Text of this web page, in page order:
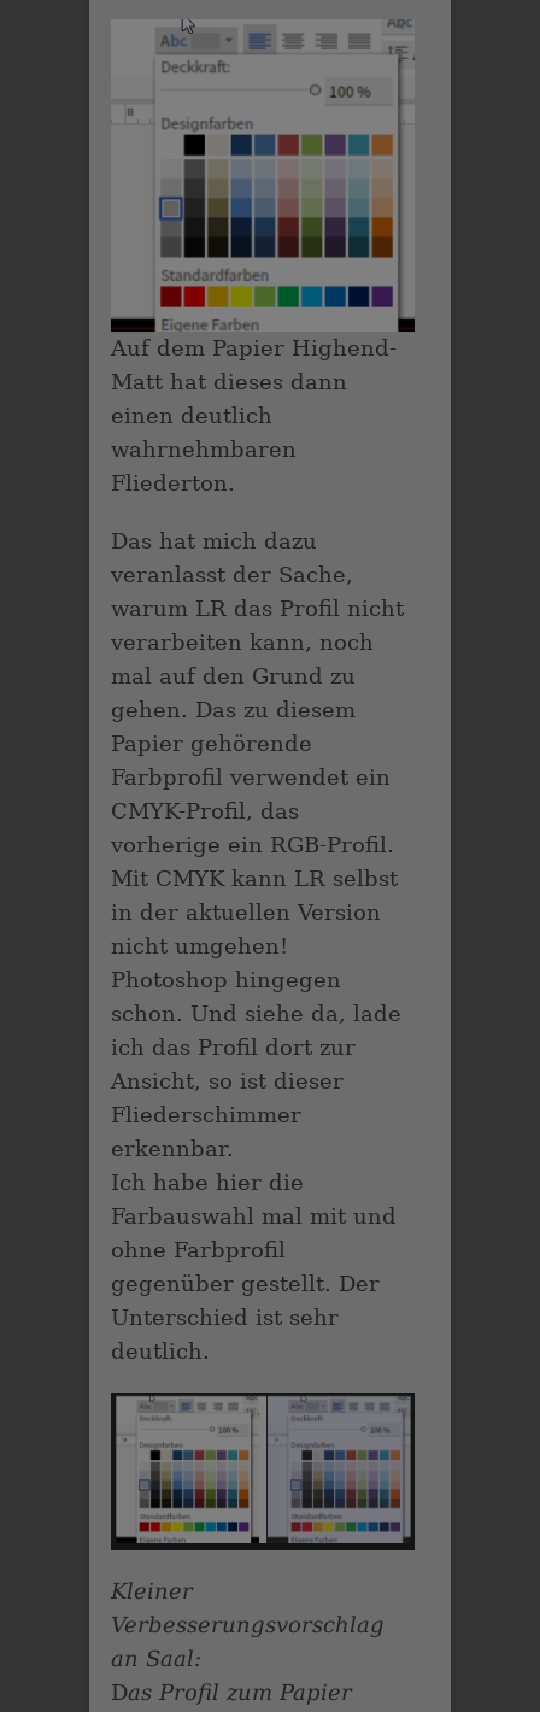
Auf dem Papier Highend-
Matt hat dieses dann
einen deutlich
wahrnehmbaren
Fliederton.
Das hat mich dazu
veranlasst der Sache,
warum LR das Profil nicht
verarbeiten kann, noch
mal auf den Grund zu
gehen. Das zu diesem
Papier gehörende
Farbprofil verwendet ein
CMYK-Profil, das
vorherige ein RGB-Profil.
Mit CMYK kann LR selbst
in der aktuellen Version
nicht umgehen!
Photoshop hingegen
schon. Und siehe da, lade
ich das Profil dort zur
Ansicht, so ist dieser
Fliederschimmer
erkennbar.
Ich habe hier die
Farbauswahl mal mit und
ohne Farbprofil
gegenüber gestellt. Der
Unterschied ist sehr
deutlich.
Kleiner
Verbesserungsvorschlag
an Saal:
Das Profil zum Papier